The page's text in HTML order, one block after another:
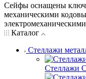
Сейфы оснащены
механическими
Каталог
Стеллажи
Стеллажи